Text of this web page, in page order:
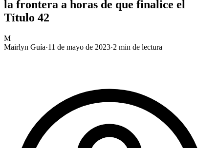
la frontera a horas de que finalice el
Título 42
M
Mairlyn Guía·11 de mayo de 2023·2 min de lectura